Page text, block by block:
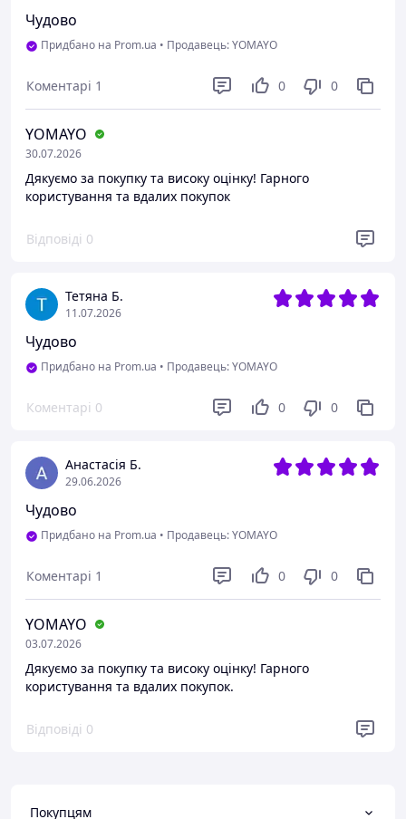
Чудово
Придбано на Prom.ua • Продавець: YOMAYO
Коментарі 1 0 0
YOMAYO
30.07.2026
Дякуємо за покупку та високу оцінку! Гарного
користування та вдалих покупок
Відповіді 0
Тетяна Б.
11.07.2026
Чудово
Придбано на Prom.ua • Продавець: YOMAYO
Коментарі 0 0 0
Анастасія Б.
29.06.2026
Чудово
Придбано на Prom.ua • Продавець: YOMAYO
Коментарі 1 0 0
YOMAYO
03.07.2026
Дякуємо за покупку та високу оцінку! Гарного
користування та вдалих покупок.
Відповіді 0
Покупцям